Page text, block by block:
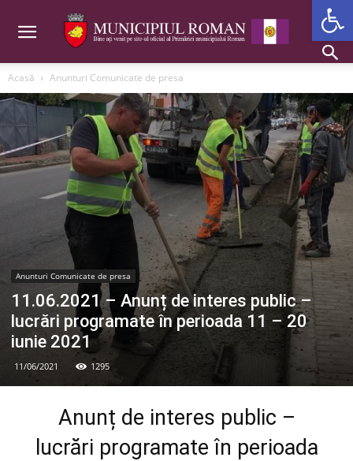
Acasă Anunturi Comunicate de presa
Anunturi Comunicate de presa
11.06.2021 – Anunț de interes public –
lucrări programate în perioada 11 – 20
iunie 2021
11/06/2021 1295
Anunț de interes public –
lucrări programate în perioada